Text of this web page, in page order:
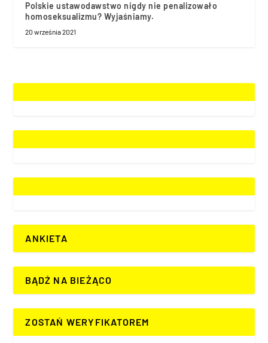
Polskie ustawodawstwo nigdy nie penalizowało
homoseksualizmu? Wyjaśniamy.
20 września 2021
ANKIETA
BĄDŹ NA BIEŻĄCO
ZOSTAŃ WERYFIKATOREM